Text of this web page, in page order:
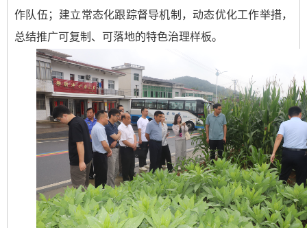
作队伍；建立常态化跟踪督导机制，动态优化工作举措，
总结推广可复制、可落地的特色治理样板。